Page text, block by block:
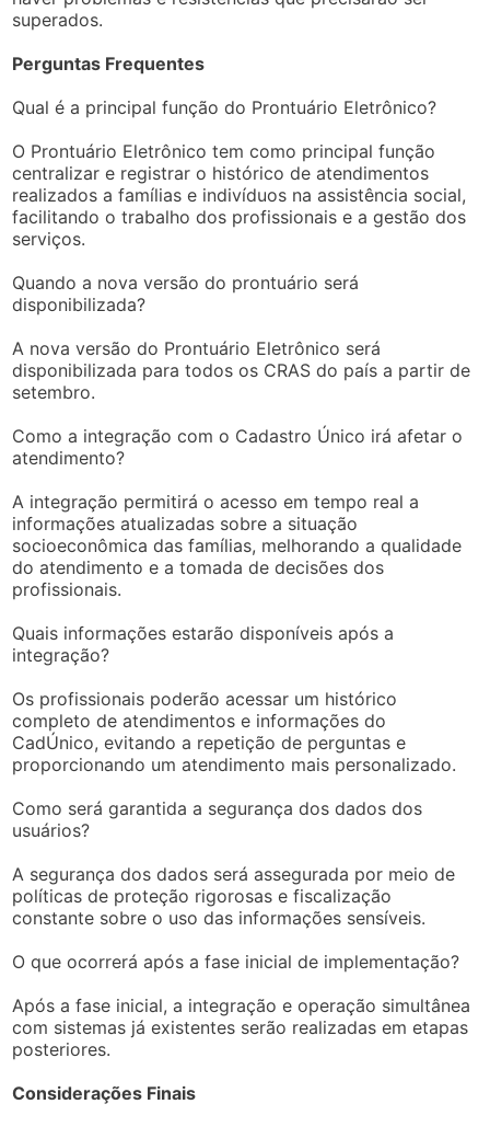
superados.
Perguntas Frequentes
Qual é a principal função do Prontuário Eletrônico?
O Prontuário Eletrônico tem como principal função
centralizar e registrar o histórico de atendimentos
realizados a famílias e indivíduos na assistência social,
facilitando o trabalho dos profissionais e a gestão dos
serviços.
Quando a nova versão do prontuário será
disponibilizada?
A nova versão do Prontuário Eletrônico será
disponibilizada para todos os CRAS do país a partir de
setembro.
Como a integração com o Cadastro Único irá afetar o
atendimento?
A integração permitirá o acesso em tempo real a
informações atualizadas sobre a situação
socioeconômica das famílias, melhorando a qualidade
do atendimento e a tomada de decisões dos
profissionais.
Quais informações estarão disponíveis após a
integração?
Os profissionais poderão acessar um histórico
completo de atendimentos e informações do
CadÚnico, evitando a repetição de perguntas e
proporcionando um atendimento mais personalizado.
Como será garantida a segurança dos dados dos
usuários?
A segurança dos dados será assegurada por meio de
políticas de proteção rigorosas e fiscalização
constante sobre o uso das informações sensíveis.
O que ocorrerá após a fase inicial de implementação?
Após a fase inicial, a integração e operação simultânea
com sistemas já existentes serão realizadas em etapas
posteriores.
Considerações Finais